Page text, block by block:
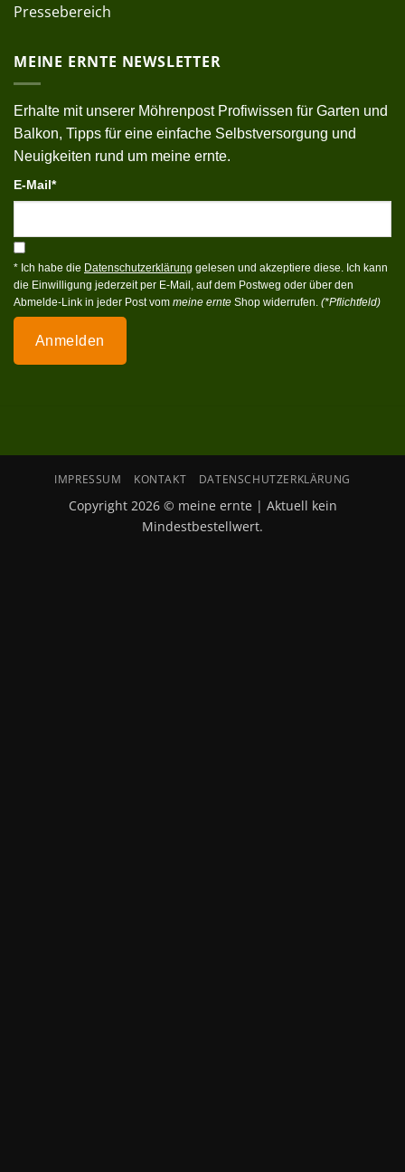
Pressebereich
MEINE ERNTE NEWSLETTER
Erhalte mit unserer Möhrenpost Profiwissen für Garten und
Balkon, Tipps für eine einfache Selbstversorgung und
Neuigkeiten rund um meine ernte.
E-Mail*
* Ich habe die Datenschutzerklärung gelesen und akzeptiere diese. Ich kann
die Einwilligung jederzeit per E-Mail, auf dem Postweg oder über den
Abmelde-Link in jeder Post vom meine ernte Shop widerrufen. (*Pflichtfeld)
Anmelden
IMPRESSUM KONTAKT DATENSCHUTZERKLÄRUNG
Copyright 2026 © meine ernte | Aktuell kein
Mindestbestellwert.